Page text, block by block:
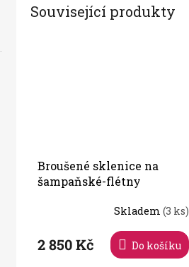
Související produkty
Broušené sklenice na
šampaňské-flétny
ks. brus Kometa.Skladem(3 ks)
2 850 Kč Do košíku